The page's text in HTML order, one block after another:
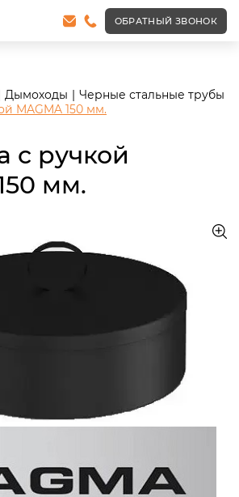
content="noindex, follow"/>
ОБРАТНЫЙ ЗВОНОК
Дымоходы
Черные стальные трубы
MAGMA 150 мм.
с ручкой
мм.